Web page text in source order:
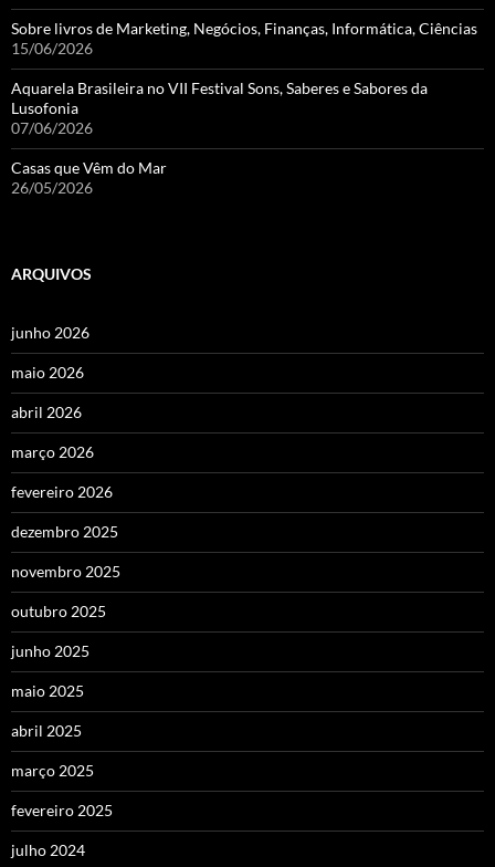
Sobre livros de Marketing, Negócios, Finanças, Informática, Ciências
15/06/2026
Aquarela Brasileira no VII Festival Sons, Saberes e Sabores da
Lusofonia
07/06/2026
Casas que Vêm do Mar
26/05/2026
ARQUIVOS
junho 2026
maio 2026
abril 2026
março 2026
fevereiro 2026
dezembro 2025
novembro 2025
outubro 2025
junho 2025
maio 2025
abril 2025
março 2025
fevereiro 2025
julho 2024